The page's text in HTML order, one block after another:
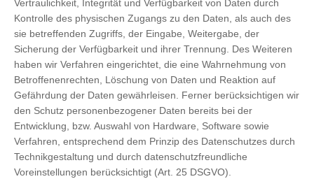
Vertraulichkeit, Integrität und Verfügbarkeit von Daten durch
Kontrolle des physischen Zugangs zu den Daten, als auch des
sie betreffenden Zugriffs, der Eingabe, Weitergabe, der
Sicherung der Verfügbarkeit und ihrer Trennung. Des Weiteren
haben wir Verfahren eingerichtet, die eine Wahrnehmung von
Betroffenenrechten, Löschung von Daten und Reaktion auf
Gefährdung der Daten gewährleisen. Ferner berücksichtigen wir
den Schutz personenbezogener Daten bereits bei der
Entwicklung, bzw. Auswahl von Hardware, Software sowie
Verfahren, entsprechend dem Prinzip des Datenschutzes durch
Technikgestaltung und durch datenschutzfreundliche
Voreinstellungen berücksichtigt (Art. 25 DSGVO).